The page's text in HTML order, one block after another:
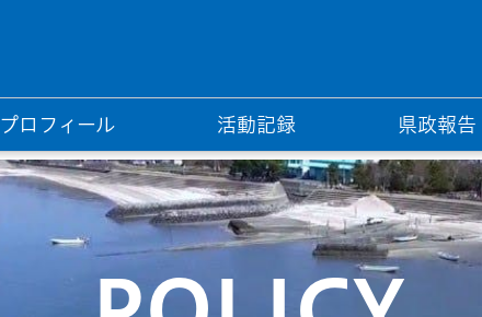
プロフィール 活動記録 県政報告